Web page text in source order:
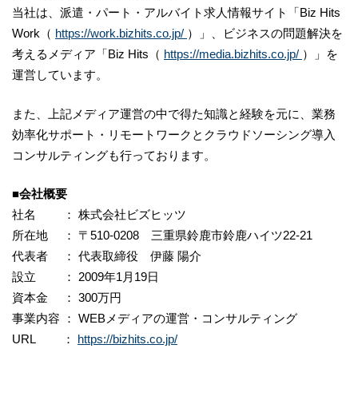
当社は、派遣・パート・アルバイト求人情報サイト「Biz Hits
Work（ https://work.bizhits.co.jp/ ）」、ビジネスの問題解決を
考えるメディア「Biz Hits（ https://media.bizhits.co.jp/ ）」を
運営しています。
また、上記メディア運営の中で得た知識と経験を元に、業務
効率化サポート・リモートワークとクラウドソーシング導入
コンサルティングも行っております。
■会社概要
社名 ： 株式会社ビズヒッツ
所在地 ： 〒510-0208 三重県鈴鹿市鈴鹿ハイツ22-21
代表者 ： 代表取締役 伊藤 陽介
設立 ： 2009年1月19日
資本金 ： 300万円
事業内容 ： WEBメディアの運営・コンサルティング
URL ： https://bizhits.co.jp/